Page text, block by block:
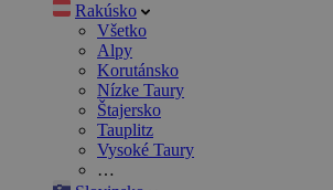
Rakúsko
Všetko
Alpy
Korutánsko
Nízke Taury
Štajersko
Tauplitz
Vysoké Taury
…